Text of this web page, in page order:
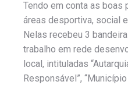
Tendo em conta as boas
áreas desportiva, social
Nelas recebeu 3
trabalho em rede
local, intituladas
Responsável”,